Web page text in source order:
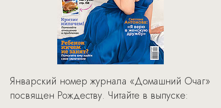
Январский номер журнала «Домашний Очаг»
посвящен Рождеству. Читайте в выпуске: